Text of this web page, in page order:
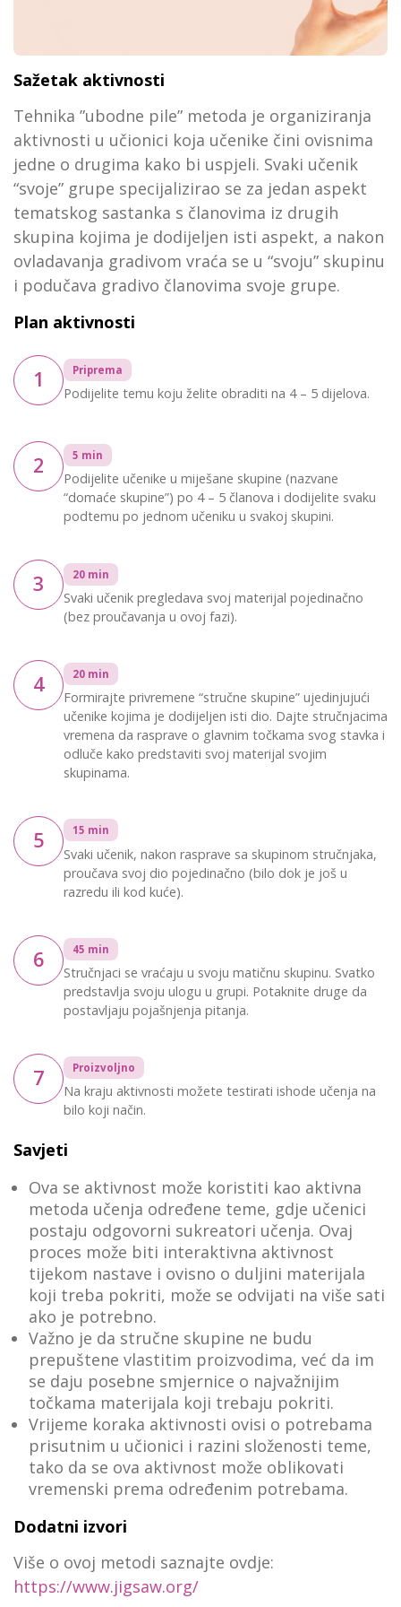
Sažetak aktivnosti
Tehnika ”ubodne pile” metoda je organiziranja
aktivnosti u učionici koja učenike čini ovisnima
jedne o drugima kako bi uspjeli. Svaki učenik
“svoje” grupe specijalizirao se za jedan aspekt
tematskog sastanka s članovima iz drugih
skupina kojima je dodijeljen isti aspekt, a nakon
ovladavanja gradivom vraća se u “svoju” skupinu
i podučava gradivo članovima svoje grupe.
Plan aktivnosti
1 Priprema
Podijelite temu koju želite obraditi na 4 – 5 dijelova.
2 5 min
Podijelite učenike u miješane skupine (nazvane
“domaće skupine”) po 4 – 5 članova i dodijelite svaku
podtemu po jednom učeniku u svakoj skupini.
3 20 min
Svaki učenik pregledava svoj materijal pojedinačno
(bez proučavanja u ovoj fazi).
4 20 min
Formirajte privremene “stručne skupine” ujedinjujući
učenike kojima je dodijeljen isti dio. Dajte stručnjacima
vremena da rasprave o glavnim točkama svog stavka i
odluče kako predstaviti svoj materijal svojim
skupinama.
5 15 min
Svaki učenik, nakon rasprave sa skupinom stručnjaka,
proučava svoj dio pojedinačno (bilo dok je još u
razredu ili kod kuće).
6 45 min
Stručnjaci se vraćaju u svoju matičnu skupinu. Svatko
predstavlja svoju ulogu u grupi. Potaknite druge da
postavljaju pojašnjenja pitanja.
7 Proizvoljno
Na kraju aktivnosti možete testirati ishode učenja na
bilo koji način.
Savjeti
Ova se aktivnost može koristiti kao aktivna
metoda učenja određene teme, gdje učenici
postaju odgovorni sukreatori učenja. Ovaj
proces može biti interaktivna aktivnost
tijekom nastave i ovisno o duljini materijala
koji treba pokriti, može se odvijati na više sati
ako je potrebno.
Važno je da stručne skupine ne budu
prepuštene vlastitim proizvodima, već da im
se daju posebne smjernice o najvažnijim
točkama materijala koji trebaju pokriti.
Vrijeme koraka aktivnosti ovisi o potrebama
prisutnim u učionici i razini složenosti teme,
tako da se ova aktivnost može oblikovati
vremenski prema određenim potrebama.
Dodatni izvori
Više o ovoj metodi saznajte ovdje:
https://www.jigsaw.org/